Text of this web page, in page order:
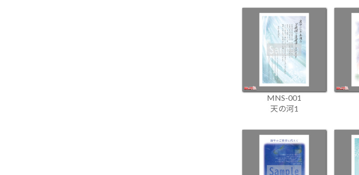
MNS-001
天の河1